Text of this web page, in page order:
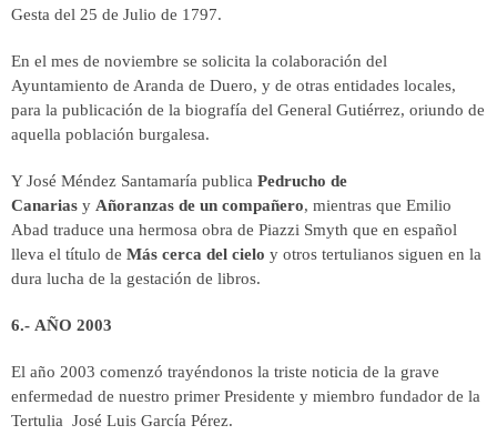
Gesta del 25 de Julio de 1797.
En el mes de noviembre se solicita la colaboración del
Ayuntamiento de Aranda de Duero, y de otras entidades locales,
para la publicación de la biografía del General Gutiérrez, oriundo de
aquella población burgalesa.
Y José Méndez Santamaría publica Pedrucho de
Canarias y Añoranzas de un compañero, mientras que Emilio
Abad traduce una hermosa obra de Piazzi Smyth que en español
lleva el título de Más cerca del cielo y otros tertulianos siguen en la
dura lucha de la gestación de libros.
6.- AÑO 2003
El año 2003 comenzó trayéndonos la triste noticia de la grave
enfermedad de nuestro primer Presidente y miembro fundador de la
Tertulia José Luis García Pérez.